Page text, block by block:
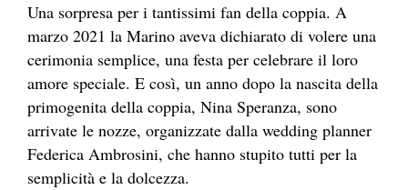
Una sorpresa per i tantissimi fan della coppia. A
marzo 2021 la Marino aveva dichiarato di volere una
cerimonia semplice, una festa per celebrare il loro
amore speciale. E così, un anno dopo la nascita della
primogenita della coppia, Nina Speranza, sono
arrivate le nozze, organizzate dalla wedding planner
Federica Ambrosini, che hanno stupito tutti per la
semplicità e la dolcezza.